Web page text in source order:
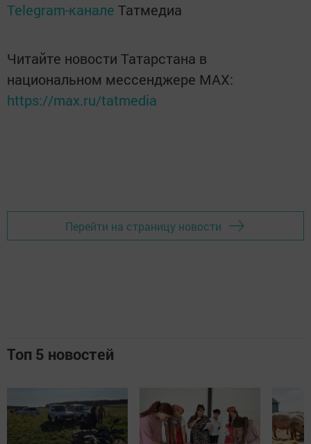
Telegram-канале Татмедиа
Читайте новости Татарстана в
национальном мессенджере MАХ:
https://max.ru/tatmedia
Перейти на страницу новости
Топ 5 новостей